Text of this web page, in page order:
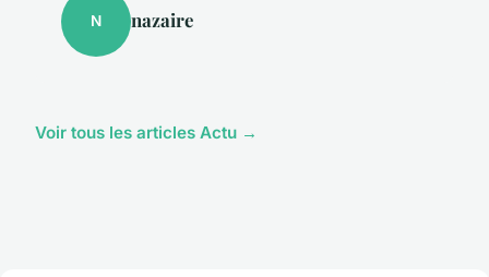
N nazaire
Voir tous les articles Actu →